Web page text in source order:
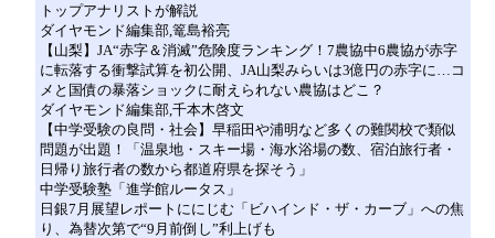
トップアナリストが解説
ダイヤモンド編集部,篭島裕亮
【山梨】JA“赤字＆消滅”危険度ランキング！7農協中6農協が赤字
に転落する衝撃試算を初公開、JA山梨みらいは3億円の赤字に…コ
メと国債の暴落ショックに耐えられない農協はどこ？
ダイヤモンド編集部,千本木啓文
【中学受験の良問・社会】早稲田や浦明など多くの難関校で類似
問題が出題！「温泉地・スキー場・海水浴場の数、宿泊旅行者・
日帰り旅行者の数から都道府県を探そう」
中学受験塾「進学館ルータス」
日銀7月展望レポートににじむ「ビハインド・ザ・カーブ」への焦
り、為替次第で“9月前倒し”利上げも